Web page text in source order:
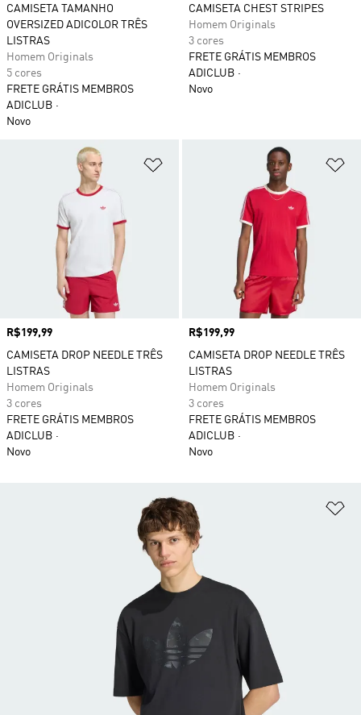
CAMISETA TAMANHO
OVERSIZED ADICOLOR TRÊS
LISTRAS
Homem Originals
5 cores
FRETE GRÁTIS MEMBROS
ADICLUB
Novo
CAMISETA CHEST STRIPES
Homem Originals
3 cores
FRETE GRÁTIS MEMBROS
ADICLUB
Novo
Adicionar à Lista de Desejos
Preço
R$199,99
CAMISETA DROP NEEDLE TRÊS
LISTRAS
Homem Originals
3 cores
FRETE GRÁTIS MEMBROS
ADICLUB
Novo
Preço
R$199,99
CAMISETA DROP NEEDLE TRÊS
LISTRAS
Homem Originals
3 cores
FRETE GRÁTIS MEMBROS
ADICLUB
Novo